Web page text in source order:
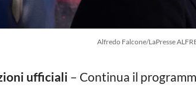
Alfredo Falcone/LaPresse
ufficiali – Continua il